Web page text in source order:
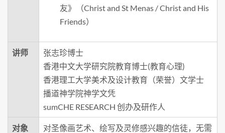
友》（Christ and St Menas / Christ and His
Friends）
讲师
张志珍博士
香港中文大学研究院教育博士(教育心理)
香港理工大学美术及设计教育（荣誉）文学士
播道神学院神学文凭
sumCHE RESEARCH 创办及研作人
对象
对圣像画艺术、绘写及灵修感兴趣的信徒，无需